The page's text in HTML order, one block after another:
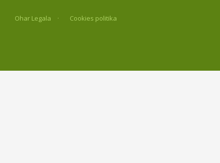
Ohar Legala Cookies politika